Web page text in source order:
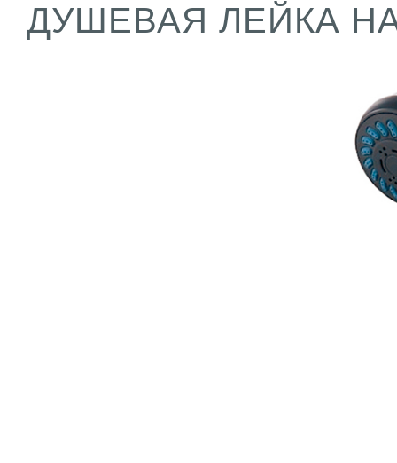
ДУШЕВАЯ ЛЕЙКА